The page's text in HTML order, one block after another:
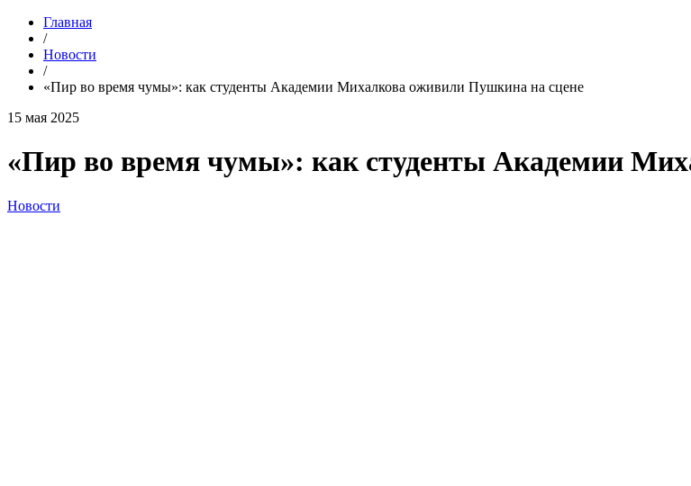
Главная
/
Новости
/
«Пир во время чумы»: как студенты Академии Михалкова оживили Пушкина на сцене
15 мая 2025
«Пир во время чумы»: как студенты Академии
Новости